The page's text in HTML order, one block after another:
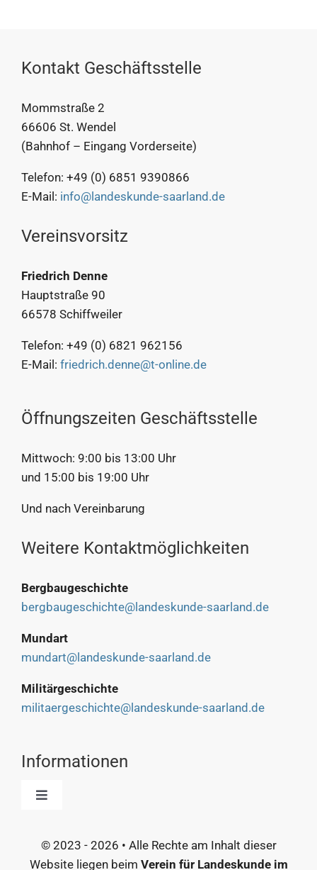
Kontakt Geschäftsstelle
Mommstraße 2
66606 St. Wendel
(Bahnhof – Eingang Vorderseite)
Telefon: +49 (0) 6851 9390866
E-Mail: info@landeskunde-saarland.de
Vereinsvorsitz
Friedrich Denne
Hauptstraße 90
66578 Schiffweiler
Telefon: +49 (0) 6821 962156
E-Mail: friedrich.denne@t-online.de
Öffnungszeiten Geschäftsstelle
Mittwoch: 9:00 bis 13:00 Uhr
und 15:00 bis 19:00 Uhr
Und nach Vereinbarung
Weitere Kontaktmöglichkeiten
Bergbaugeschichte
bergbaugeschichte@landeskunde-saarland.de
Mundart
mundart@landeskunde-saarland.de
Militärgeschichte
militaergeschichte@landeskunde-saarland.de
Informationen
Toggle
© 2023 - 2026 • Alle Rechte am Inhalt dieser
Website liegen beim Verein für Landeskunde im